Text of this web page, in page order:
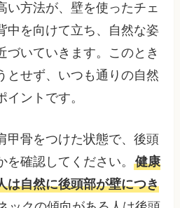
い方法が、壁を使ったチェ
中を向けて立ち、自然な姿
づいていきます。このとき
とせず、いつも通りの自然
ントです。
甲骨をつけた状態で、後頭
を確認してください。健康
は自然に後頭部が壁につき